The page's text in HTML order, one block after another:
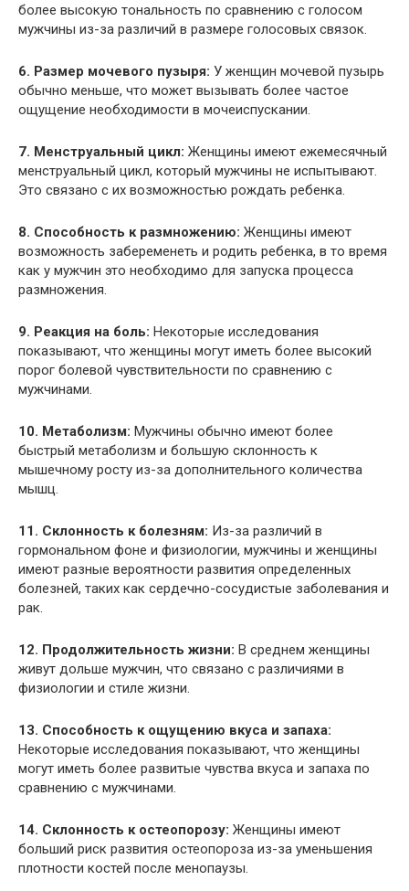
более высокую тональность по сравнению с голосом
мужчины из-за различий в размере голосовых связок.
6. Размер мочевого пузыря: У женщин мочевой пузырь
обычно меньше, что может вызывать более частое
ощущение необходимости в мочеиспускании.
7. Менструальный цикл: Женщины имеют ежемесячный
менструальный цикл, который мужчины не испытывают.
Это связано с их возможностью рождать ребенка.
8. Способность к размножению: Женщины имеют
возможность забеременеть и родить ребенка, в то время
как у мужчин это необходимо для запуска процесса
размножения.
9. Реакция на боль: Некоторые исследования
показывают, что женщины могут иметь более высокий
порог болевой чувствительности по сравнению с
мужчинами.
10. Метаболизм: Мужчины обычно имеют более
быстрый метаболизм и большую склонность к
мышечному росту из-за дополнительного количества
мышц.
11. Склонность к болезням: Из-за различий в
гормональном фоне и физиологии, мужчины и женщины
имеют разные вероятности развития определенных
болезней, таких как сердечно-сосудистые заболевания и
рак.
12. Продолжительность жизни: В среднем женщины
живут дольше мужчин, что связано с различиями в
физиологии и стиле жизни.
13. Способность к ощущению вкуса и запаха:
Некоторые исследования показывают, что женщины
могут иметь более развитые чувства вкуса и запаха по
сравнению с мужчинами.
14. Склонность к остеопорозу: Женщины имеют
больший риск развития остеопороза из-за уменьшения
плотности костей после менопаузы.